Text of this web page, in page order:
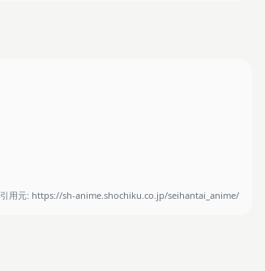
引用元: https://sh-anime.shochiku.co.jp/seihantai_anime/